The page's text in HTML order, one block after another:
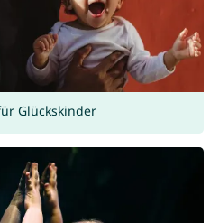
Glückskinder